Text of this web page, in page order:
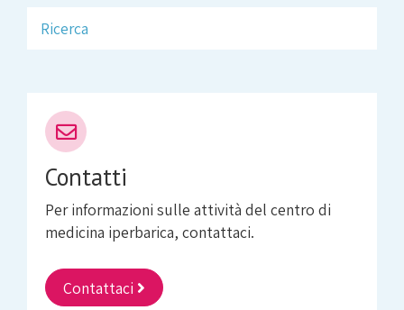
Ricerca
Contatti
Per informazioni sulle attività del centro di
medicina iperbarica, contattaci.
Contattaci